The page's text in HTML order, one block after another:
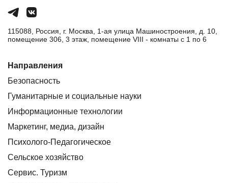
115088, Россия, г. Москва, 1-ая улица Машиностроения, д. 10,
помещение 306, 3 этаж, помещение VIII - комнаты с 1 по 6
Направления
Безопасность
Гуманитарные и социальные науки
Информационные технологии
Маркетинг, медиа, дизайн
Психолого-Педагогическое
Сельское хозяйство
Сервис. Туризм